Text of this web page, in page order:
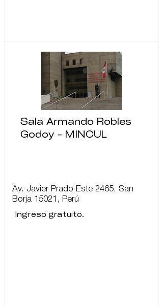
Sala Armando Robles
Godoy - MINCUL
Av. Javier Prado Este 2465, San
Borja 15021, Perú
Ingreso gratuito.